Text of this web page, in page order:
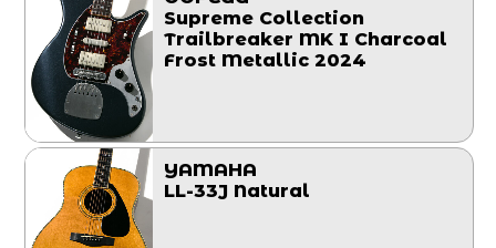
Supreme Collection
Trailbreaker MK I Charcoal
Frost Metallic 2024
YAMAHA
LL-33J Natural